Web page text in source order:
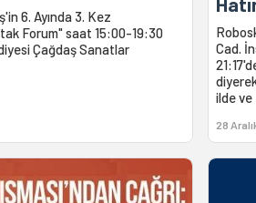
6. Ayında 3. Kez
Forum" saat 15:00-19:30
Çağdaş Sanatlar
Cad.
ilde ve
28